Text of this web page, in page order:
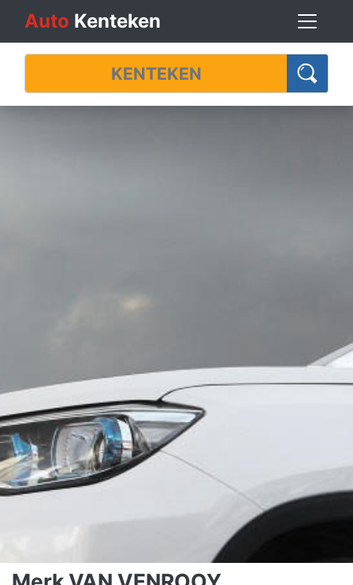
Auto Kenteken